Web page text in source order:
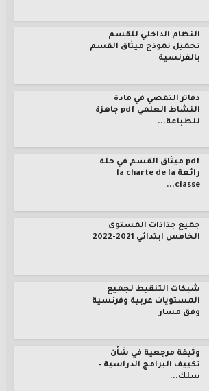
النظام الداخلي للقسم
تحميل نموذج ميثاق القسم
بالفرنسية
دفاتر التقصي في مادة
النشاط العلمي pdf جاهزة
للطباعة...
pdf ميثاق القسم في حلة
رائعة la charte de la
classe...
جميع جذاذات المستوى
الخامس ابتدائي 2021-2022
شبكات التنقيط لجميع
المستويات عربية وفرنسية
وفق مسار
وثيقة مرجعية في شأن
تكييف البرامج الدراسية –
سلك...